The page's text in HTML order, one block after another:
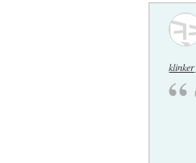
klinker